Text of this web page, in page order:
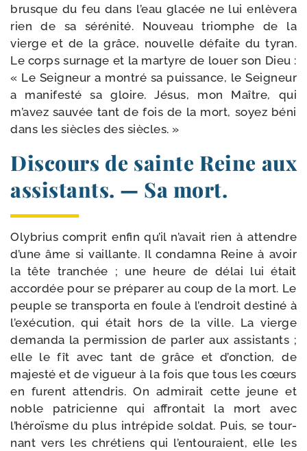
brusque du feu dans l’eau gla­cée ne lui enlè­ve­ra
rien de sa séré­ni­té. Nouveau triomphe de la
vierge et de la grâce, nou­velle défaite du tyran.
Le corps sur­nage et la mar­tyre de louer son Dieu :
« Le Seigneur a mon­tré sa puis­sance, le Seigneur
a mani­fes­té sa gloire. Jésus, mon Maître, qui
m’avez sau­vée tant de fois de la mort, soyez béni
dans les siècles des siècles. »
Discours de sainte Reine aux
assistants. — Sa mort.
Olybrius com­prit enfin qu’il n’avait rien à attendre
d’une âme si vaillante. Il condam­na Reine à avoir
la tête tran­chée ; une heure de délai lui était
accor­dée pour se pré­pa­rer au coup de la mort. Le
peuple se trans­por­ta en foule à l’endroit des­ti­né à
l’exécution, qui était hors de la ville. La vierge
deman­da la per­mis­sion de par­ler aux assis­tants ;
elle le fît avec tant de grâce et d’onction, de
majes­té et de vigueur à la fois que tous les cœurs
en furent atten­dris. On admi­rait cette jeune et
noble patri­cienne qui affron­tait la mort avec
l’héroïsme du plus intré­pide sol­dat. Puis, se tour­
nant vers les chré­tiens qui l’entouraient, elle les